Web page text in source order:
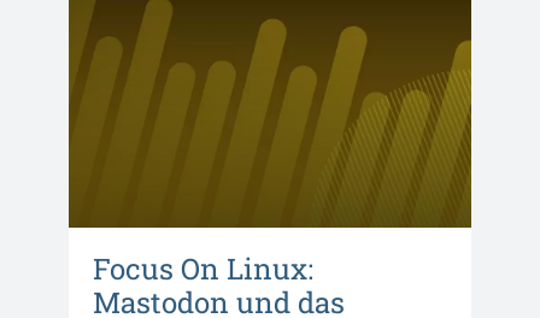
Focus On Linux:
Mastodon und das